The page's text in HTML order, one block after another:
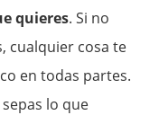
quieres. Si no
cualquier cosa te
en todas partes.
lo que